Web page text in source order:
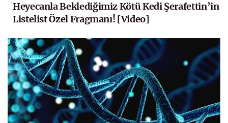
Heyecanla Beklediğimiz Kötü Kedi Şerafettin’in
Listelist Özel Fragmanı! [Video]